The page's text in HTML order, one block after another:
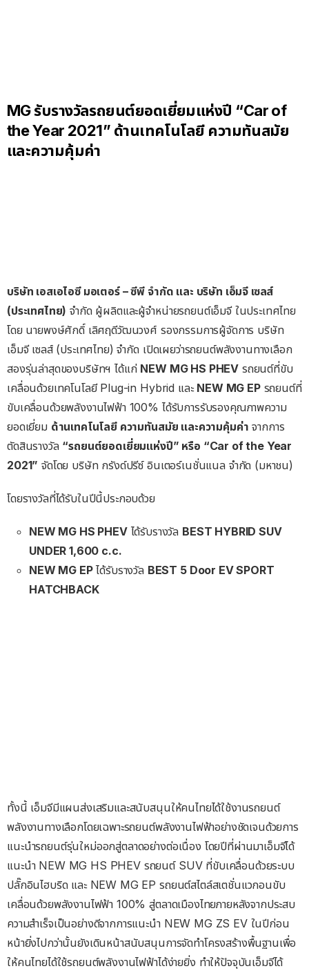
MG รับรางวัลรถยนต์ยอดเยี่ยมแห่งปี “Car of
the Year 2021” ด้านเทคโนโลยี ความทันสมัย
และความคุ้มค่า
บริษัท เอสเอไอซี มอเตอร์ – ซีพี จำกัด และ บริษัท เอ็มจี เซลส์
(ประเทศไทย) จำกัด ผู้ผลิตและผู้จำหน่ายรถยนต์เอ็มจี ในประเทศไทย
โดย นายพงษ์ศักดิ์ เลิศฤดีวัฒนวงศ์ รองกรรมการผู้จัดการ บริษัท
เอ็มจี เซลส์ (ประเทศไทย) จำกัด เปิดเผยว่ารถยนต์พลังงานทางเลือก
สองรุ่นล่าสุดของบริษัทฯ ได้แก่ NEW MG HS PHEV รถยนต์ที่ขับ
เคลื่อนด้วยเทคโนโลยี Plug-in Hybrid และ NEW MG EPรถยนต์ที่
ขับเคลื่อนด้วยพลังงานไฟฟ้า 100% ได้รับการรับรองคุณภาพความ
ยอดเยี่ยม ด้านเทคโนโลยี ความทันสมัย และความคุ้มค่า จากการ
ตัดสินรางวัล “รถยนต์ยอดเยี่ยมแห่งปี” หรือ “Car of the Year
2021” จัดโดย บริษัท กรังด์ปรีซ์ อินเตอร์เนชั่นแนล จำกัด (มหาชน)
โดยรางวัลที่ได้รับในปีนี้ประกอบด้วย
NEW MG HS PHEVได้รับรางวัล BEST HYBRID SUV
UNDER 1,600 c.c.
NEW MG EPได้รับรางวัล BEST 5 Door EV SPORT
HATCHBACK
ทั้งนี้ เอ็มจีมีแผนส่งเสริมและสนับสนุนให้คนไทยได้ใช้งานรถยนต์
พลังงานทางเลือกโดยเฉพาะรถยนต์พลังงานไฟฟ้าอย่างชัดเจนด้วยการ
แนะนำรถยนต์รุ่นใหม่ออกสู่ตลาดอย่างต่อเนื่อง โดยปีที่ผ่านมาเอ็มจีได้
แนะนำ NEW MG HS PHEV รถยนต์ SUV ที่ขับเคลื่อนด้วยระบบ
ปลั๊กอินไฮบริด และ NEW MG EP รถยนต์สไตล์สเตชั่นแวกอนขับ
เคลื่อนด้วยพลังงานไฟฟ้า 100% สู่ตลาดเมืองไทยภายหลังจากประสบ
ความสำเร็จเป็นอย่างดีจากการแนะนำ NEW MG ZS EV ในปีก่อน
หน้ายิ่งไปกว่านั้นยังเดินหน้าสนับสนุนการจัดทำโครงสร้างพื้นฐานเพื่อ
ให้คนไทยได้ใช้รถยนต์พลังงานไฟฟ้าได้ง่ายยิ่ง ทำให้ปัจจุบันเอ็มจีได้